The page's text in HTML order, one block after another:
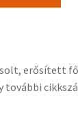
erősített
további